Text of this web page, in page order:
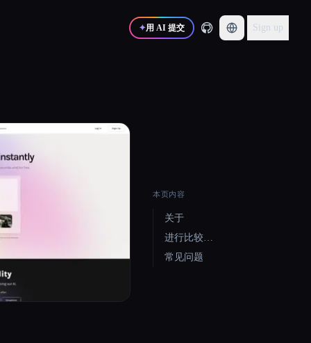
✦用 AI 提交 Sign up
本页内容
关于
进行比较…
常见问题